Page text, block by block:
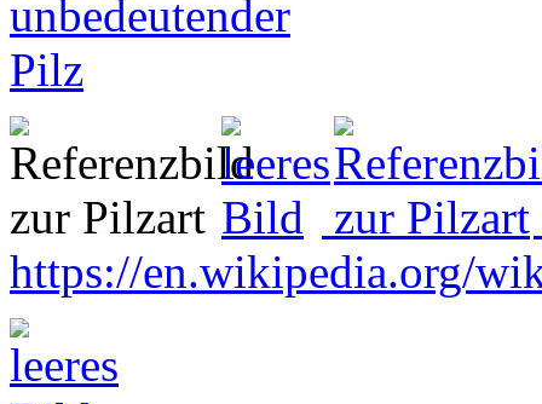
https://en.wikipedia.org/